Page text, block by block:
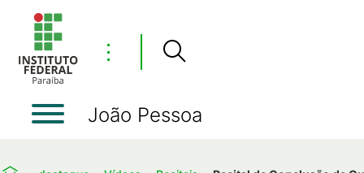
⋮
João Pessoa